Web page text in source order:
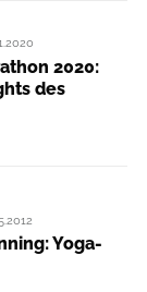
2020:
des
Yoga-